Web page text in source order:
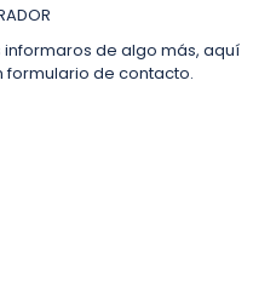
de algo más, aquí
formulario de contacto.